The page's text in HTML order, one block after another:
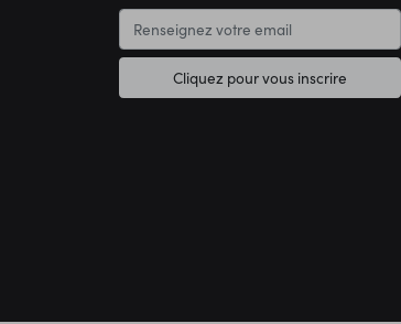
Cliquez pour vous inscrire